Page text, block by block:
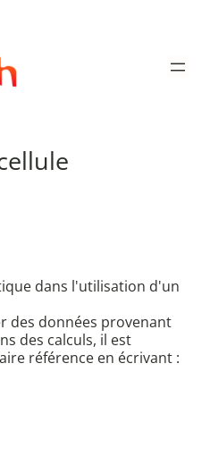
dans l'utilisation d'un
des données provenant
des calculs, il est
référence en écrivant :